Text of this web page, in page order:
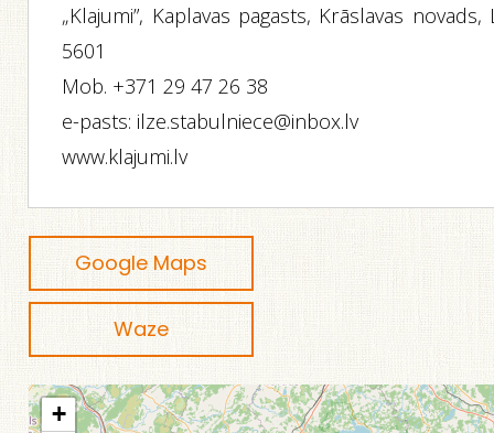
„Klajumi”, Kaplavas pagasts, Krāslavas novads,
5601
Mob. +371 29 47 26 38
e-pasts: ilze.stabulniece@inbox.lv
www.klajumi.lv
Google Maps
Waze
+